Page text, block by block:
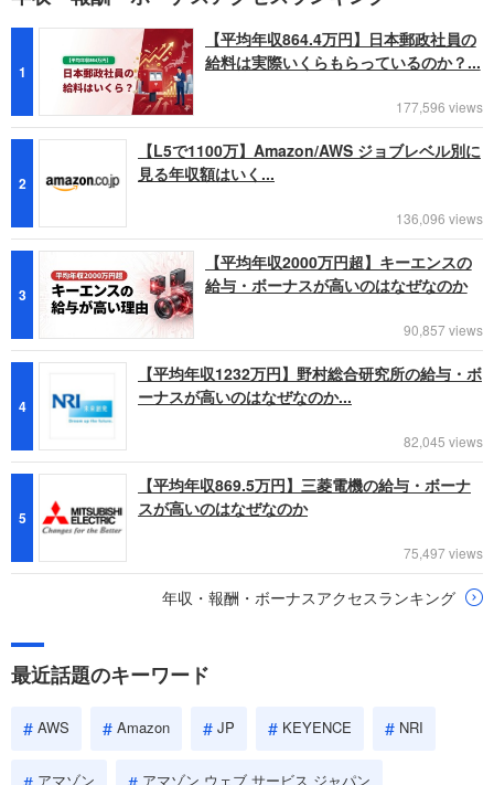
1
【平均年収864.4万円】日本郵政社員の
給料は実際いくらもらっているのか？...
177,596 views
2
【L5で1100万】Amazon/AWS ジョブレベル別に
見る年収額はいく...
136,096 views
3
【平均年収2000万円超】キーエンスの
給与・ボーナスが高いのはなぜなのか
90,857 views
4
【平均年収1232万円】野村総合研究所の給与・ボ
ーナスが高いのはなぜなのか...
82,045 views
5
【平均年収869.5万円】三菱電機の給与・ボーナ
スが高いのはなぜなのか
75,497 views
年収・報酬・ボーナスアクセスランキング
最近話題のキーワード
AWS Amazon JP KEYENCE NRI
アマゾン アマゾン ウェブ サービス ジャパン